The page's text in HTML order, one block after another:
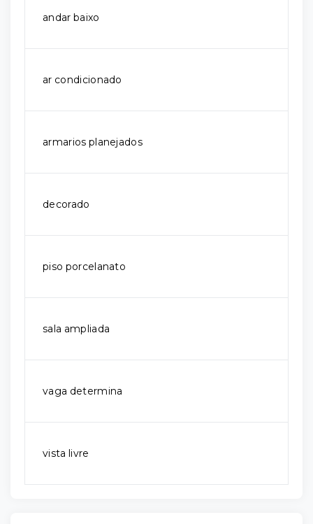
andar baixo
ar condicionado
armarios planejados
decorado
piso porcelanato
sala ampliada
vaga determina
vista livre